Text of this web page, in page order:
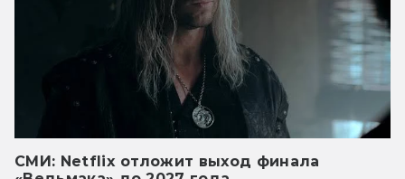
СМИ: Netflix отложит выход финала